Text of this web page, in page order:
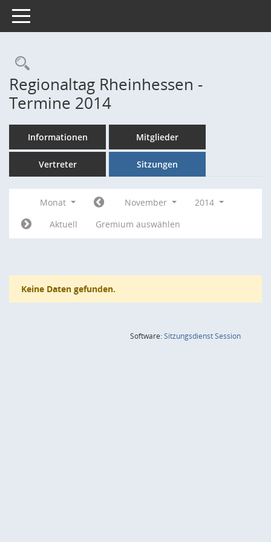
Toggle navigation
Rechercheauswahl
Regionaltag Rheinhessen -
Termine 2014
Informationen Mitglieder
Vertreter Sitzungen
Monat November
2014
Aktuell
Gremium auswählen
Keine Daten gefunden.
Software:SitzungsdienstSession(Wird in